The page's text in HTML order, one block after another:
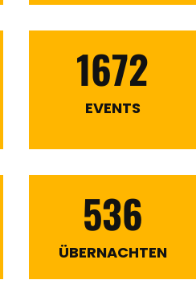
1672
EVENTS
536
ÜBERNACHTEN